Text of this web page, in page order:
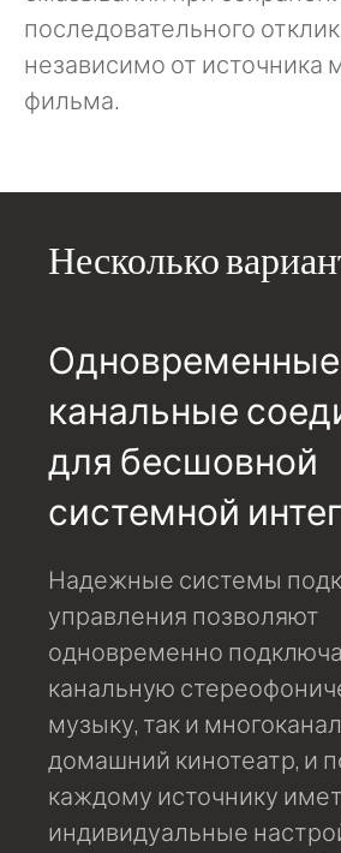
последовательного
независимо от источника
фильма.
Несколько
Одновременные
канальные
для бесшовной
системной
Надежные системы
управления позволяют
одновременно
канальную
музыку, так и
домашний кинотеатр, и
каждому источнику
индивидуальные